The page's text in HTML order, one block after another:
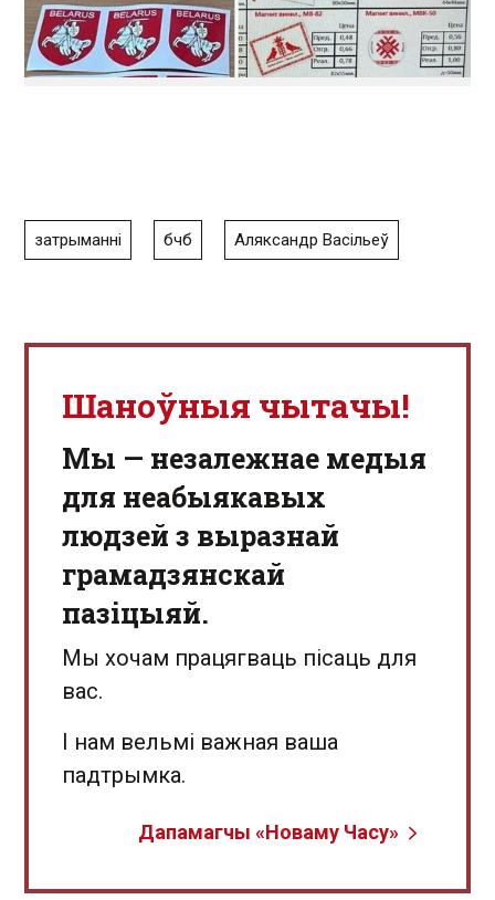
затрыманні бчб Аляксандр Васільеў
Шаноўныя чытачы!
Мы — незалежнае медыя
для неабыякавых
людзей з выразнай
грамадзянскай
пазіцыяй.
Мы хочам працягваць пісаць для
вас.
І нам вельмі важная ваша
падтрымка.
Дапамагчы «Новаму Часу»